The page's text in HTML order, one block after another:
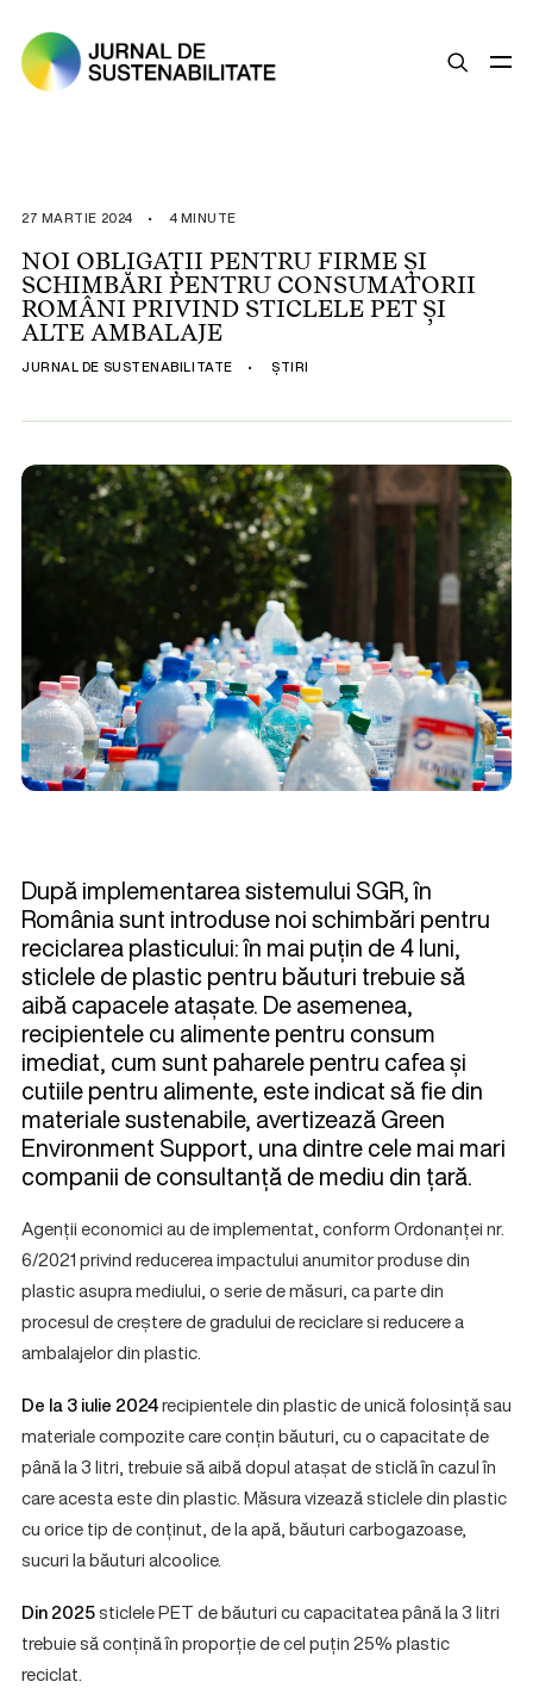
ȘTIRI
OPINII
ESG
LEGISLAȚIE
BUNE PRACTICI
27 MARTIE 2024 • 4 MINUTE
NOI OBLIGAȚII PENTRU FIRME ȘI
SCHIMBĂRI PENTRU CONSUMATORII
ROMÂNI PRIVIND STICLELE PET ȘI
ALTE AMBALAJE
JURNAL DE SUSTENABILITATE • ȘTIRI
După implementarea sistemului SGR, în
România sunt introduse noi schimbări pentru
reciclarea plasticului: în mai puțin de 4 luni,
sticlele de plastic pentru băuturi trebuie să
aibă capacele atașate. De asemenea,
recipientele cu alimente pentru consum
imediat, cum sunt paharele pentru cafea și
cutiile pentru alimente, este indicat să fie din
materiale sustenabile, avertizează Green
Environment Support, una dintre cele mai mari
companii de consultanță de mediu din țară.
Agenții economici au de implementat, conform Ordonanței nr.
6/2021 privind reducerea impactului anumitor produse din
plastic asupra mediului, o serie de măsuri, ca parte din
procesul de creștere de gradului de reciclare si reducere a
ambalajelor din plastic.
De la 3 iulie 2024recipientele din plastic de unică folosință sau
materiale compozite care conțin băuturi, cu o capacitate de
până la 3 litri, trebuie să aibă dopul atașat de sticlă în cazul în
care acesta este din plastic. Măsura vizează sticlele din plastic
cu orice tip de conținut, de la apă, băuturi carbogazoase,
sucuri la băuturi alcoolice.
Din 2025sticlele PET de băuturi cu capacitatea până la 3 litri
trebuie să conțină în proporție de cel puțin 25% plastic
reciclat.